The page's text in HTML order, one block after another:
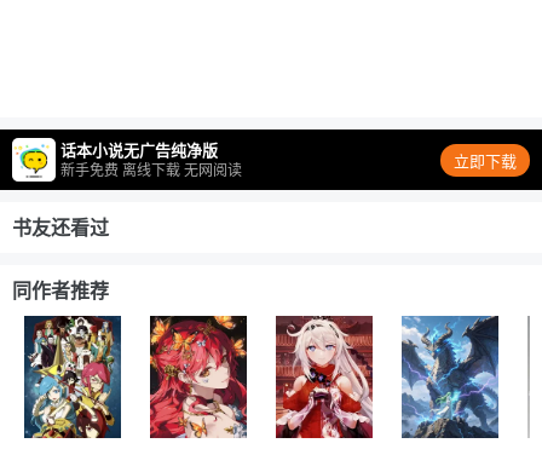
话本小说无广告纯净版
新手免费 离线下载 无网阅读 立即下载
书友还看过
同作者推荐